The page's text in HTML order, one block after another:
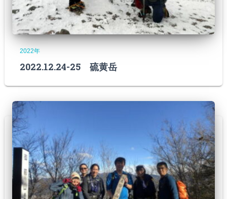
2022年
2022.12.24-25 硫黄岳